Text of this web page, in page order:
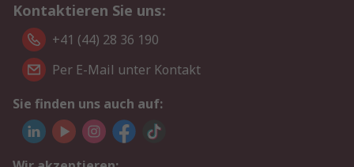
Kontaktieren Sie uns:
+41 (44) 28 36 190
Per E-Mail unter Kontakt
Sie finden uns auch auf: